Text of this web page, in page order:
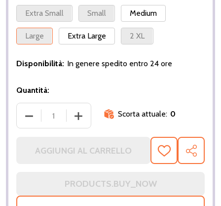
Extra Small
Small Medium
Large Extra Large 2 XL
Disponibilità: In genere spedito entro 24 ore
Quantità:
DIMINUIRE LA QUANTITÀ DI MAGLIA FOX 180 NITRO
AUMENTA LA QUANTITÀ DI MAGLIA
Scorta attuale: 0
AGGIUNGI AL CARRELLO
AGGIUNGI
ALLA